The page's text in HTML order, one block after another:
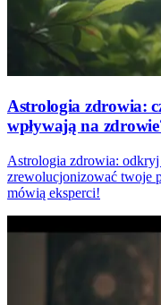
Astrologia zdrowia:
wpływają na
Astrologia zdrowia:
zrewolucjonizować twoje
mówią eksperci!